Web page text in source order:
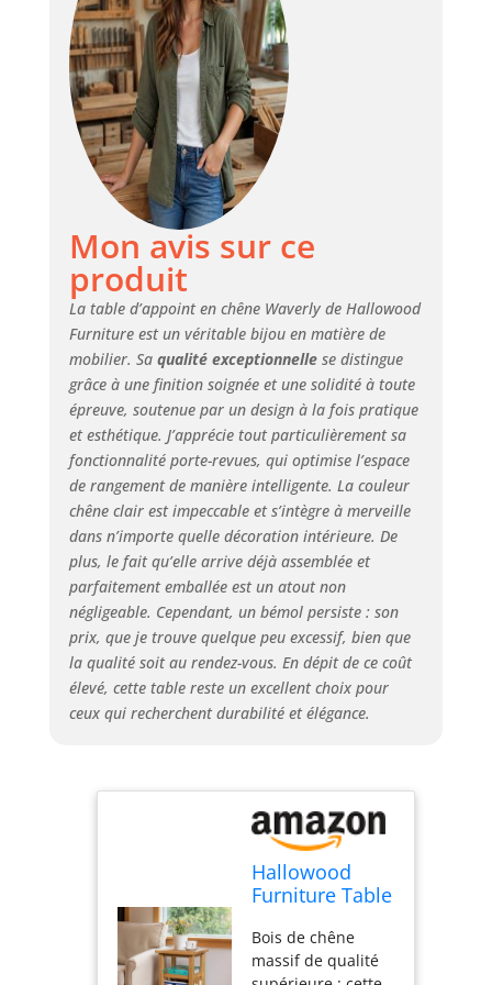
35 cm. Design
élégant et
moderne : un
meuble de salon
élégant avec des
pieds surélevés et
un design
compact, cette
table magazine en
fonctionne
également comme
téléphone. Il
convient à tout
intérieur moderne
et idéal pour les
petits espaces ou
une utilisation de
chevet.
Fonctionnalité
polyvalente : idéale
pour les intérieurs
modernes ou
classiques, la table
d'appoint en bois
allie style et
fonctionnalité,
servant à la fois de
petite table
d'appoint et de
table basse,
canapé ou d'un lit
pour contenir les
essentiels à portée
de main.
Engagement de
qualité supérieure
: fabriquée à partir
de chêne massif, la
petite table en bois
Mon avis sur ce
produit
La table d’appoint en chêne Waverly de Hallowood
Furniture est un véritable bijou en matière de
mobilier. Sa qualité exceptionnellese distingue
grâce à une finition soignée et une solidité à toute
épreuve, soutenue par un design à la fois pratique
et esthétique. J’apprécie tout particulièrement sa
fonctionnalité porte-revues, qui optimise l’espace
de rangement de manière intelligente. La couleur
chêne clair est impeccable et s’intègre à merveille
dans n’importe quelle décoration intérieure. De
plus, le fait qu’elle arrive déjà assemblée et
parfaitement emballée est un atout non
négligeable. Cependant, un bémol persiste : son
prix, que je trouve quelque peu excessif, bien que
la qualité soit au rendez-vous. En dépit de ce coût
élevé, cette table reste un excellent choix pour
ceux qui recherchent durabilité et élégance.
Hallowood
Furniture Table
chêne Waverly,
Table à
Bois de chêne
massif de qualité